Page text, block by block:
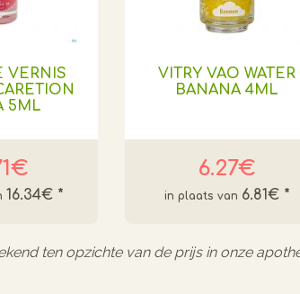
VERNIS
5ML
16.34€ *
VITRY VAO WATER
BANANA 4ML
6.27€
6.81€ *
ten opzichte van de prijs in onze